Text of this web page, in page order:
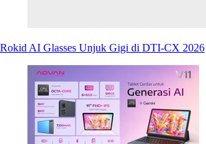
Rokid AI Glasses Unjuk Gigi di DTI-CX 2026